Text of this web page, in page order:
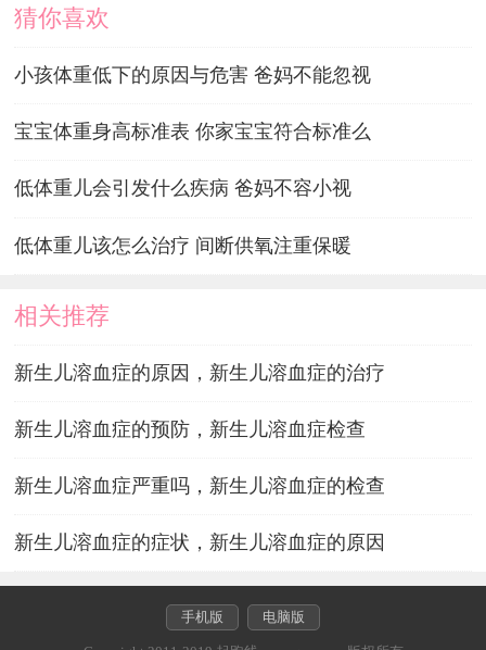
猜你喜欢
小孩体重低下的原因与危害 爸妈不能忽视
宝宝体重身高标准表 你家宝宝符合标准么
低体重儿会引发什么疾病 爸妈不容小视
低体重儿该怎么治疗 间断供氧注重保暖
相关推荐
新生儿溶血症的原因，新生儿溶血症的治疗
新生儿溶血症的预防，新生儿溶血症检查
新生儿溶血症严重吗，新生儿溶血症的检查
新生儿溶血症的症状，新生儿溶血症的原因
手机版 电脑版